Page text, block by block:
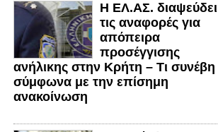
Η ΕΛ.ΑΣ. διαψεύδει
τις αναφορές για
απόπειρα
προσέγγισης
ανήλικης στην Κρήτη – Τι συνέβη
σύμφωνα με την επίσημη
ανακοίνωση